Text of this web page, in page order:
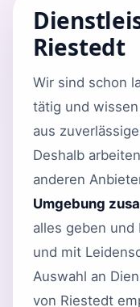
Riestedt
Wir sind schon
tätig und
aus
Deshalb
anderen
Umgebung
alles geben und
und mit
Auswahl an
von Riestedt